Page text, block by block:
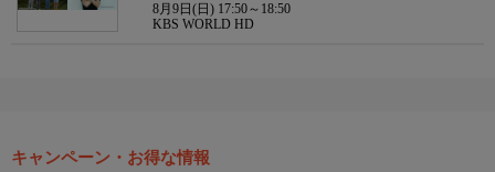
8月9日(日) 17:50～18:50
KBS WORLD HD
キャンペーン・お得な情報